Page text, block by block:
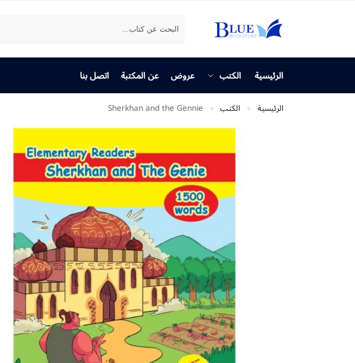
بحث
الرئيسية الكتب عروض عن المكتبة اتصل بنا
الرئيسية » الكتب »
Sherkhan and the Gennie